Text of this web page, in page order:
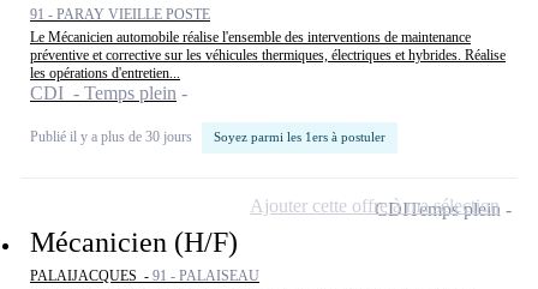
91 - PARAY VIEILLE POSTE
Le Mécanicien automobile réalise l'ensemble des interventions de maintenance
préventive et corrective sur les véhicules thermiques, électriques et hybrides. Réalise
les opérations d'entretien...
CDI - Temps plein
Publié il y a plus de 30 jours Soyez parmi les 1ers à postuler
Mécanicien (H/F)
PALAIJACQUES - 91 - PALAISEAU
CDITemps plein
Ajouter cette offre à ma sélection